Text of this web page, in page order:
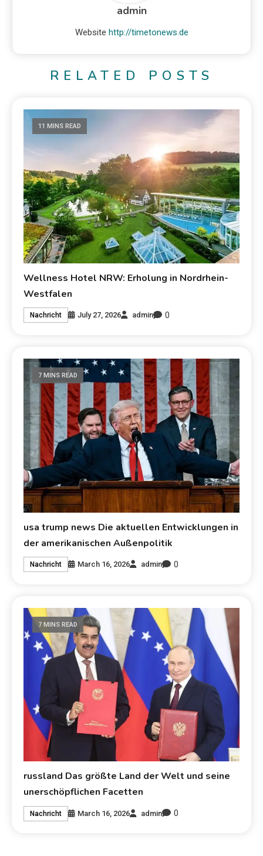
admin
Website http://timetonews.de
RELATED POSTS
11 MINS READ
Wellness Hotel NRW: Erholung in Nordrhein-
Westfalen
Nachricht July 27, 2026 admin 0
7 MINS READ
usa trump news Die aktuellen Entwicklungen in
der amerikanischen Außenpolitik
Nachricht March 16, 2026 admin 0
7 MINS READ
russland Das größte Land der Welt und seine
unerschöpflichen Facetten
Nachricht March 16, 2026 admin 0